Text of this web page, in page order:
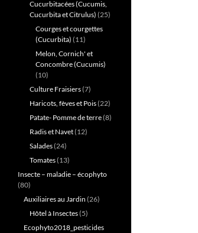
Cucurbitacées (Cucumis,
Cucurbita et Citrulus) (25)
Courges et courgettes
(Cucurbita) (11)
Melon, Cornich' et
Concombre (Cucumis)
(10)
Culture Fraisiers(7)
Haricots, fèves et Pois(22)
Patate- Pomme de terre(8)
Radis et Navet(12)
Salades(24)
Tomates(13)
Insecte – maladie – écophyto
(80)
Auxiliaires au Jardin (26)
Hôtel à Insectes(5)
Ecophyto2018_pesticides